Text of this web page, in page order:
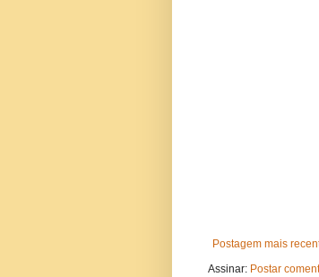
Postagem mais
Assinar: Postar